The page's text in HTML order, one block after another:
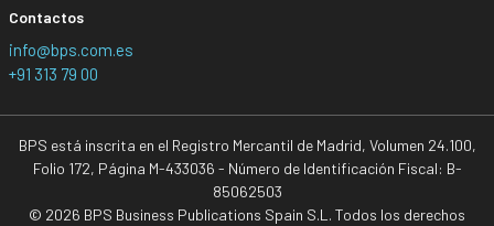
Contactos
info@bps.com.es
+91 313 79 00
BPS está inscrita en el Registro Mercantil de Madrid, Volumen 24.100,
Folio 172, Página M-433036 - Número de Identificación Fiscal: B-
85062503
© 2026 BPS Business Publications Spain S.L. Todos los derechos